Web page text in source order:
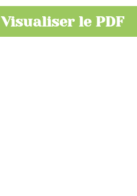
Visualiser le PDF